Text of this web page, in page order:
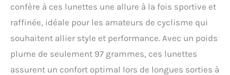
sur le vélo Design sans
soleil de cyclisme pour
homme et femme ont une
l'intérieur Protection UV à
100 % : nos lunettes de
confère à ces lunettes une allure à la fois sportive et
raffinée, idéale pour les amateurs de cyclisme qui
souhaitent allier style et performance. Avec un poids
plume de seulement 97 grammes, ces lunettes
assurent un confort optimal lors de longues sorties à